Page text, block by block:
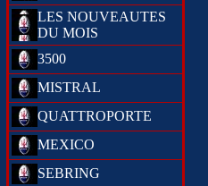
LES NOUVEAUTES
DU MOIS
3500
MISTRAL
QUATTROPORTE
MEXICO
SEBRING